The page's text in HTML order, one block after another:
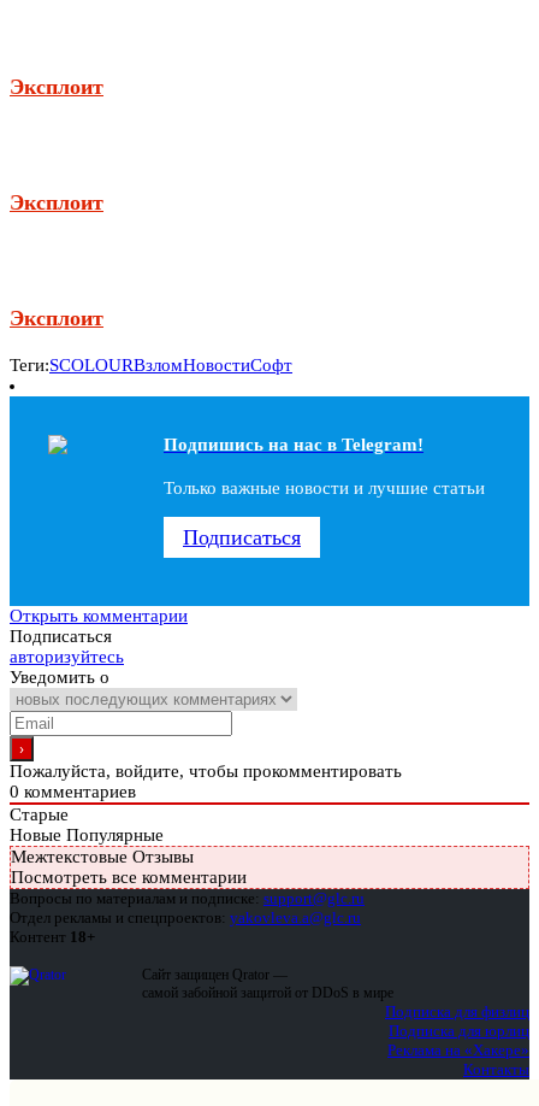
Эксплоит
Эксплоит
Эксплоит
Теги:SCOLOURВзломНовостиСофт
Подпишись на наc в Telegram!
Только важные новости и лучшие статьи
Подписаться
Открыть комментарии
Подписаться
авторизуйтесь
Уведомить о
Пожалуйста, войдите, чтобы прокомментировать
0 комментариев
Старые
Новые Популярные
Межтекстовые Отзывы
Посмотреть все комментарии
Вопросы по материалам и подписке: support@glc.ru
Отдел рекламы и спецпроектов: yakovleva.a@glc.ru
Контент 18+
Сайт защищен Qrator —
самой забойной защитой от DDoS в мире
Подписка для физлиц
Подписка для юрлиц
Реклама на «Хакере»
Контакты